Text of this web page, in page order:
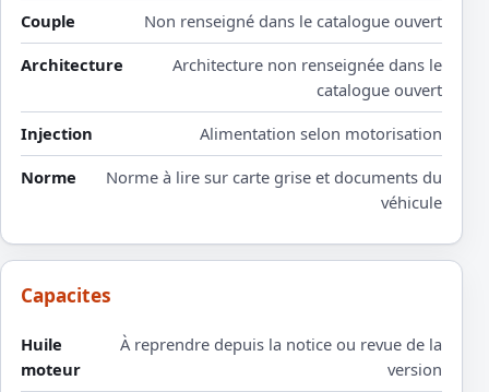
Couple
Non renseigné dans le catalogue ouvert
Architecture
Architecture non renseignée dans le
catalogue ouvert
Injection
Alimentation selon motorisation
Norme
Norme à lire sur carte grise et documents du
véhicule
Capacites
Huile
moteur
À reprendre depuis la notice ou revue de la
version